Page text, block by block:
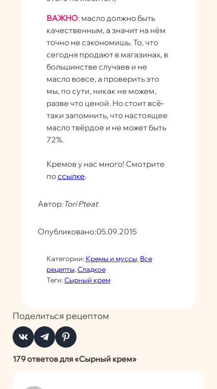
ВАЖНО: масло должно быть
качественным, а значит на нём
точно не сэкономишь. То, что
сегодня продают в магазинах, в
большинстве случаев и не
масло вовсе, а проверить это
мы, по сути, никак не можем,
разве что ценой. Но стоит всё-
таки запомнить, что настоящее
масло твёрдое и не может быть
72%.
Кремов у нас много! Смотрите
по ссылке.
Автор: Tori Pteat
Опубликовано:05.09.2015
Категории: Кремы и муссы, Все
рецепты, Сладкое
Теги:Сырный крем
Поделиться рецептом
179 ответов для «Сырный крем»